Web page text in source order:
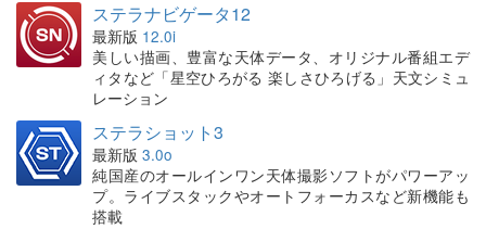
ステラナビゲータ12
最新版 12.0i
美しい描画、豊富な天体データ、オリジナル番組エデ
ィタなど「星空ひろがる 楽しさひろげる」天文シミュ
レーション
ステラショット3
最新版 3.0o
純国産のオールインワン天体撮影ソフトがパワーアッ
プ。ライブスタックやオートフォーカスなど新機能も
搭載